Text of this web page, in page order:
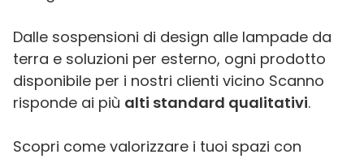
Dalle sospensioni di design alle lampade da
terra e soluzioni per esterno, ogni prodotto
disponibile per i nostri clienti vicino Scanno
risponde ai più alti standard qualitativi.
Scopri come valorizzare i tuoi spazi con